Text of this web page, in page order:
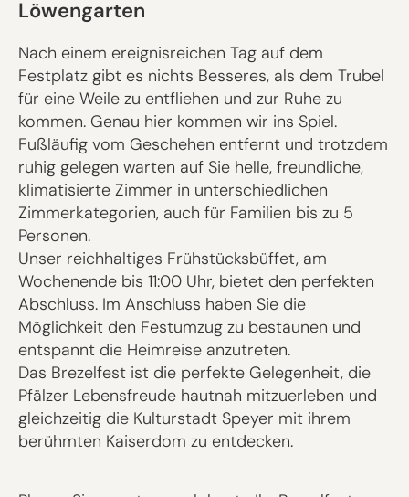
Löwengarten
Nach einem ereignisreichen Tag auf dem
Festplatz gibt es nichts Besseres, als dem Trubel
für eine Weile zu entfliehen und zur Ruhe zu
kommen. Genau hier kommen wir ins Spiel.
Fußläufig vom Geschehen entfernt und trotzdem
ruhig gelegen warten auf Sie helle, freundliche,
klimatisierte Zimmer in unterschiedlichen
Zimmerkategorien, auch für Familien bis zu 5
Personen.
Unser reichhaltiges Frühstücksbüffet, am
Wochenende bis 11:00 Uhr, bietet den perfekten
Abschluss. Im Anschluss haben Sie die
Möglichkeit den Festumzug zu bestaunen und
entspannt die Heimreise anzutreten.
Das Brezelfest ist die perfekte Gelegenheit, die
Pfälzer Lebensfreude hautnah mitzuerleben und
gleichzeitig die Kulturstadt Speyer mit ihrem
berühmten Kaiserdom zu entdecken.